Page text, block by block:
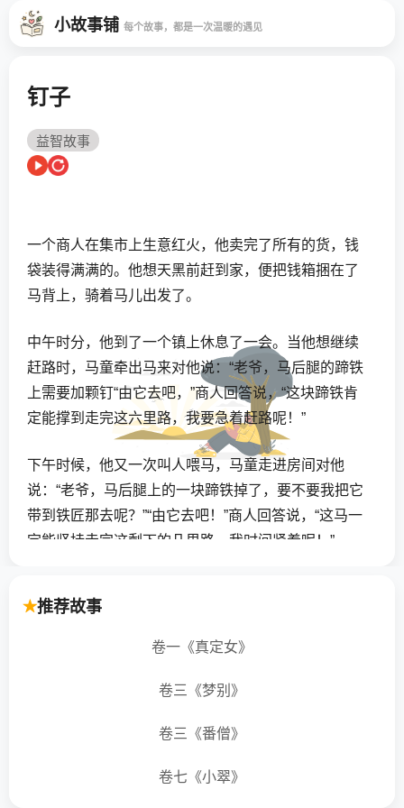
小故事铺 每个故事，都是一次温暖的遇见
钉子
益智故事
一个商人在集市上生意红火，他卖完了所有的货，钱
袋装得满满的。他想天黑前赶到家，便把钱箱捆在了
马背上，骑着马儿出发了。
中午时分，他到了一个镇上休息了一会。当他想继续
赶路时，马童牵出马来对他说：“老爷，马后腿的蹄铁
上需要加颗钉“由它去吧，”商人回答说，“这块蹄铁肯
定能撑到走完这六里路，我要急着赶路呢！”
下午时候，他又一次叫人喂马，马童走进房间对他
说：“老爷，马后腿上的一块蹄铁掉了，要不要我把它
带到铁匠那去呢？”“由它去吧！”商人回答说，“这马一
定能坚持走完这剩下的几里路，我时间紧着呢！”
瘸的了，再过会儿就开始踉踉跄跄，最后它终于跌倒
在地，折断了腿。那生意人只好扔下他的马，解下钱
只听他嘀咕着：“都是那颗该死的钉子把我给害惨了。”
推荐故事
卷一《真定女》
卷三《梦别》
卷三《番僧》
卷七《小翠》